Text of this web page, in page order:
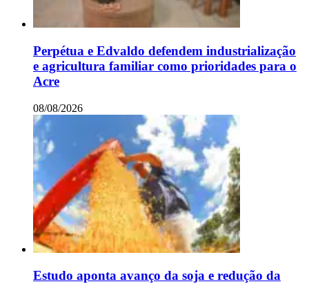
Perpétua e Edvaldo defendem industrialização
e agricultura familiar como prioridades para o
Acre
08/08/2026
Estudo aponta avanço da soja e redução da